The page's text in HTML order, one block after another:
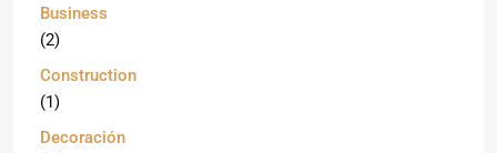
Business
(2)
Construction
(1)
Decoración